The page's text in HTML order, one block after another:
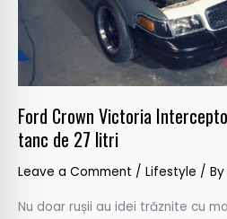
Ford Crown Victoria
tanc de 27 litri
Leave a Comment / Lifestyle / By
Nu doar rușii au idei trăznite cu
tanc
de